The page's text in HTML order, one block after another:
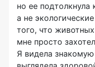
но ее подтолкнула
а не
того, что
мне просто
Я видела знакомую